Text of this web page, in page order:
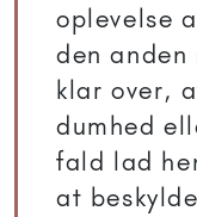
oplevelse
den anden
klar over,
dumhed
fald lad
at